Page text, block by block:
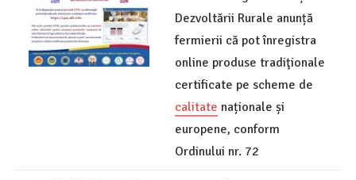
Dezvoltării Rurale anunță
fermierii că pot înregistra
online produse tradiţionale
certificate pe scheme de
calitate naționale și
europene, conform
Ordinului nr. 72